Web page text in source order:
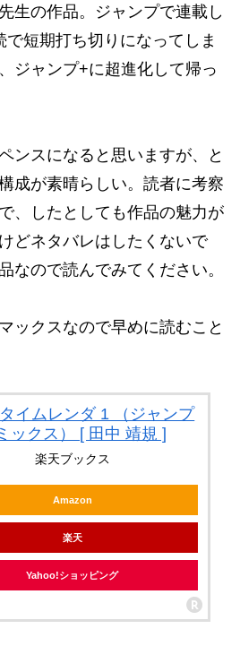
生の作品。ジャンプで連載し
短期打ち切りになってしま
ジャンプ+に超進化して帰っ
ンスになると思いますが、と
成が素晴らしい。読者に考察
、したとしても作品の魅力が
どネタバレはしたくないで
なので読んでみてください。
ックスなので早めに読むこと
イムレンダ 1 （ジャンプ
ックス） [ 田中 靖規 ]
楽天ブックス
Amazon
楽天
Yahoo!ショッピング